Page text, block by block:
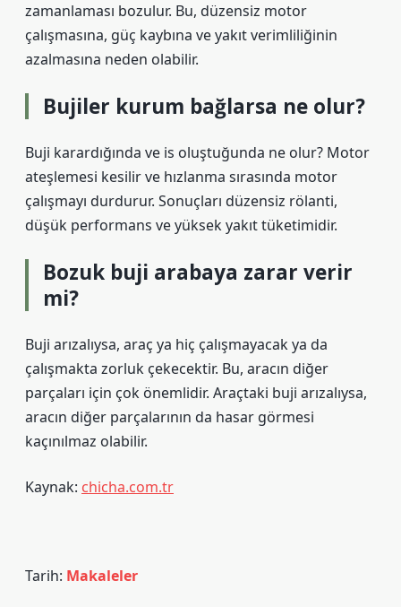
zamanlaması bozulur. Bu, düzensiz motor
çalışmasına, güç kaybına ve yakıt verimliliğinin
azalmasına neden olabilir.
Bujiler kurum bağlarsa ne olur?
Buji karardığında ve is oluştuğunda ne olur? Motor
ateşlemesi kesilir ve hızlanma sırasında motor
çalışmayı durdurur. Sonuçları düzensiz rölanti,
düşük performans ve yüksek yakıt tüketimidir.
Bozuk buji arabaya zarar verir
mi?
Buji arızalıysa, araç ya hiç çalışmayacak ya da
çalışmakta zorluk çekecektir. Bu, aracın diğer
parçaları için çok önemlidir. Araçtaki buji arızalıysa,
aracın diğer parçalarının da hasar görmesi
kaçınılmaz olabilir.
Kaynak: chicha.com.tr
Tarih: Makaleler